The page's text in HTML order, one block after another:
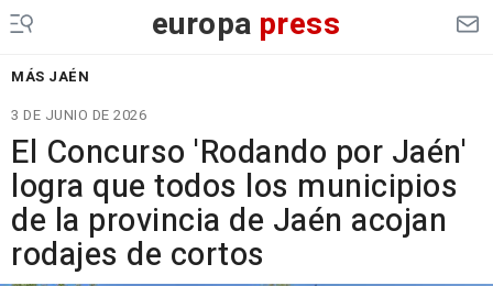
europa press
MÁS JAÉN
3 DE JUNIO DE 2026
El Concurso 'Rodando por Jaén'
logra que todos los municipios
de la provincia de Jaén acojan
rodajes de cortos